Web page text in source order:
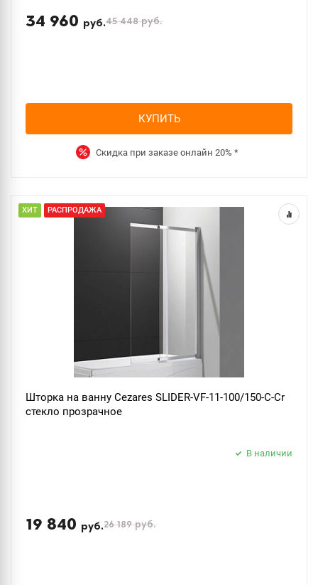
34 960 руб.45 448руб.
КУПИТЬ
Скидка при заказе онлайн 20% *
ХИТ РАСПРОДАЖА
Шторка на ванну Cezares SLIDER-VF-11-100/150-C-Cr
стекло прозрачное
В наличии
19 840 руб.26 189руб.